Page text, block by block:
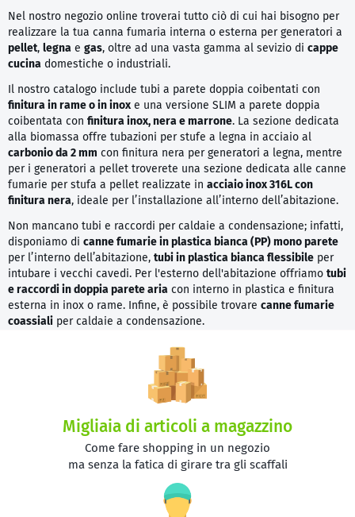
Nel nostro negozio online troverai tutto ciò di cui hai bisogno per
realizzare la tua canna fumaria interna o esterna per generatori a
pellet, legna e gas, oltre ad una vasta gamma al sevizio di cappe
cucina domestiche o industriali.
Il nostro catalogo include tubi a parete doppia coibentati con
finitura in rame o in inox e una versione SLIM a parete doppia
coibentata con finitura inox, nera e marrone. La sezione dedicata
alla biomassa offre tubazioni per stufe a legna in acciaio al
carbonio da 2 mm con finitura nera per generatori a legna, mentre
per i generatori a pellet troverete una sezione dedicata alle canne
fumarie per stufa a pellet realizzate in acciaio inox 316L con
finitura nera, ideale per l’installazione all’interno dell’abitazione.
Non mancano tubi e raccordi per caldaie a condensazione; infatti,
disponiamo di canne fumarie in plastica bianca (PP) mono parete
per l’interno dell’abitazione, tubi in plastica bianca flessibile per
intubare i vecchi cavedi. Per l'esterno dell'abitazione offriamo tubi
e raccordi in doppia parete aria con interno in plastica e finitura
esterna in inox o rame. Infine, è possibile trovare canne fumarie
coassiali per caldaie a condensazione.
Migliaia di articoli a magazzino
Come fare shopping in un negozio
ma senza la fatica di girare tra gli scaffali